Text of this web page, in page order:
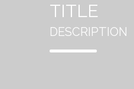
TITLE
DESCRIPTION